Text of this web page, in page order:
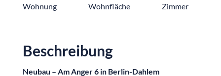
Wohnung Wohnfläche Zimmer
Beschreibung
Neubau – Am Anger 6 in Berlin-Dahlem